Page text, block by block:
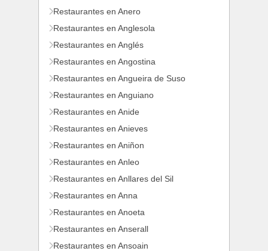
Restaurantes en Anero
Restaurantes en Anglesola
Restaurantes en Anglés
Restaurantes en Angostina
Restaurantes en Angueira de Suso
Restaurantes en Anguiano
Restaurantes en Anide
Restaurantes en Anieves
Restaurantes en Aniñon
Restaurantes en Anleo
Restaurantes en Anllares del Sil
Restaurantes en Anna
Restaurantes en Anoeta
Restaurantes en Anserall
Restaurantes en Ansoain